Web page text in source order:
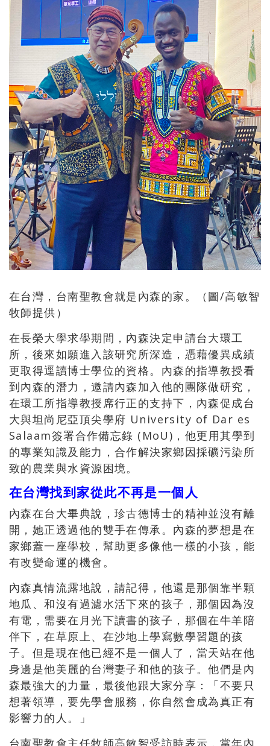
在台灣，台南聖教會就是內森的家。（圖/高敏智
牧師提供）
在長榮大學求學期間，內森決定申請台大環工
所，後來如願進入該研究所深造，憑藉優異成績
更取得逕讀博士學位的資格。內森的指導教授看
到內森的潛力，邀請內森加入他的團隊做研究，
在環工所指導教授席行正的支持下，內森促成台
大與坦尚尼亞頂尖學府 University of Dar es
Salaam簽署合作備忘錄 (MoU)，他更用其學到
的專業知識及能力，合作解決家鄉因採礦污染所
致的農業與水資源困境。
在台灣找到家從此不再是一個人
內森在台大畢典說，珍古德博士的精神並沒有離
開，她正透過他的雙手在傳承。內森的夢想是在
家鄉蓋一座學校，幫助更多像他一樣的小孩，能
有改變命運的機會。
內森真情流露地說，請記得，他還是那個靠半顆
地瓜、和沒有過濾水活下來的孩子，那個因為沒
有電，需要在月光下讀書的孩子，那個在牛羊陪
伴下，在草原上、在沙地上學寫數學習題的孩
子。但是現在他已經不是一個人了，當天站在他
身邊是他美麗的台灣妻子和他的孩子。他們是內
森最強大的力量，最後他跟大家分享：「不要只
想著領導，要先學會服務，你自然會成為真正有
影響力的人。」
台南聖教會主任牧師高敏智受訪時表示，當年內